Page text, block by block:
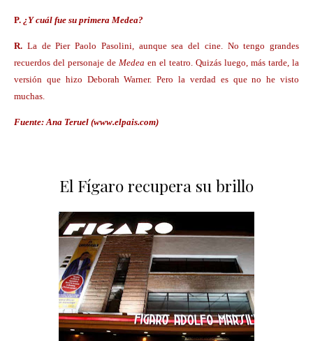
P. ¿Y cuál fue su primera Medea?
R. La de Pier Paolo Pasolini, aunque sea del cine. No tengo grandes
recuerdos del personaje de Medea en el teatro. Quizás luego, más tarde, la
versión que hizo Deborah Warner. Pero la verdad es que no he visto
muchas.
Fuente: Ana Teruel (www.elpais.com)
El Fígaro recupera su brillo